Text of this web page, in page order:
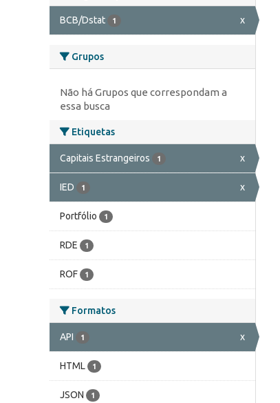
BCB/Dstat 1 x
Grupos
Não há Grupos que correspondam a
essa busca
Etiquetas
Capitais Estrangeiros 1 x
IED 1 x
Portfólio 1
RDE 1
ROF 1
Formatos
API 1 x
HTML 1
JSON 1